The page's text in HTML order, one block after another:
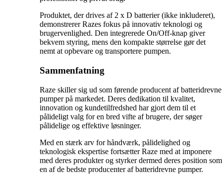
Produktet, der drives af 2 x D batterier (ikke inkluderet),
demonstrerer Razes fokus på innovativ teknologi og
brugervenlighed. Den integrerede On/Off-knap giver
bekvem styring, mens den kompakte størrelse gør det
nemt at opbevare og transportere pumpen.
Sammenfatning
Raze skiller sig ud som førende producent af batteridrevne
pumper på markedet. Deres dedikation til kvalitet,
innovation og kundetilfredshed har gjort dem til et
pålideligt valg for en bred vifte af brugere, der søger
pålidelige og effektive løsninger.
Med en stærk arv for håndværk, pålidelighed og
teknologisk ekspertise fortsætter Raze med at imponere
med deres produkter og styrker dermed deres position som
en af de bedste producenter af batteridrevne pumper.